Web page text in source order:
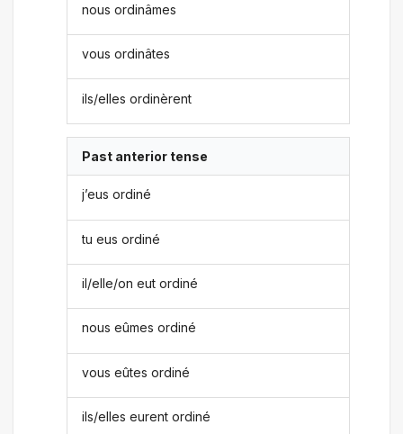
nous ordinâmes
vous ordinâtes
ils/elles ordinèrent
Past anterior tense
j’eus ordiné
tu eus ordiné
il/elle/on eut ordiné
nous eûmes ordiné
vous eûtes ordiné
ils/elles eurent ordiné